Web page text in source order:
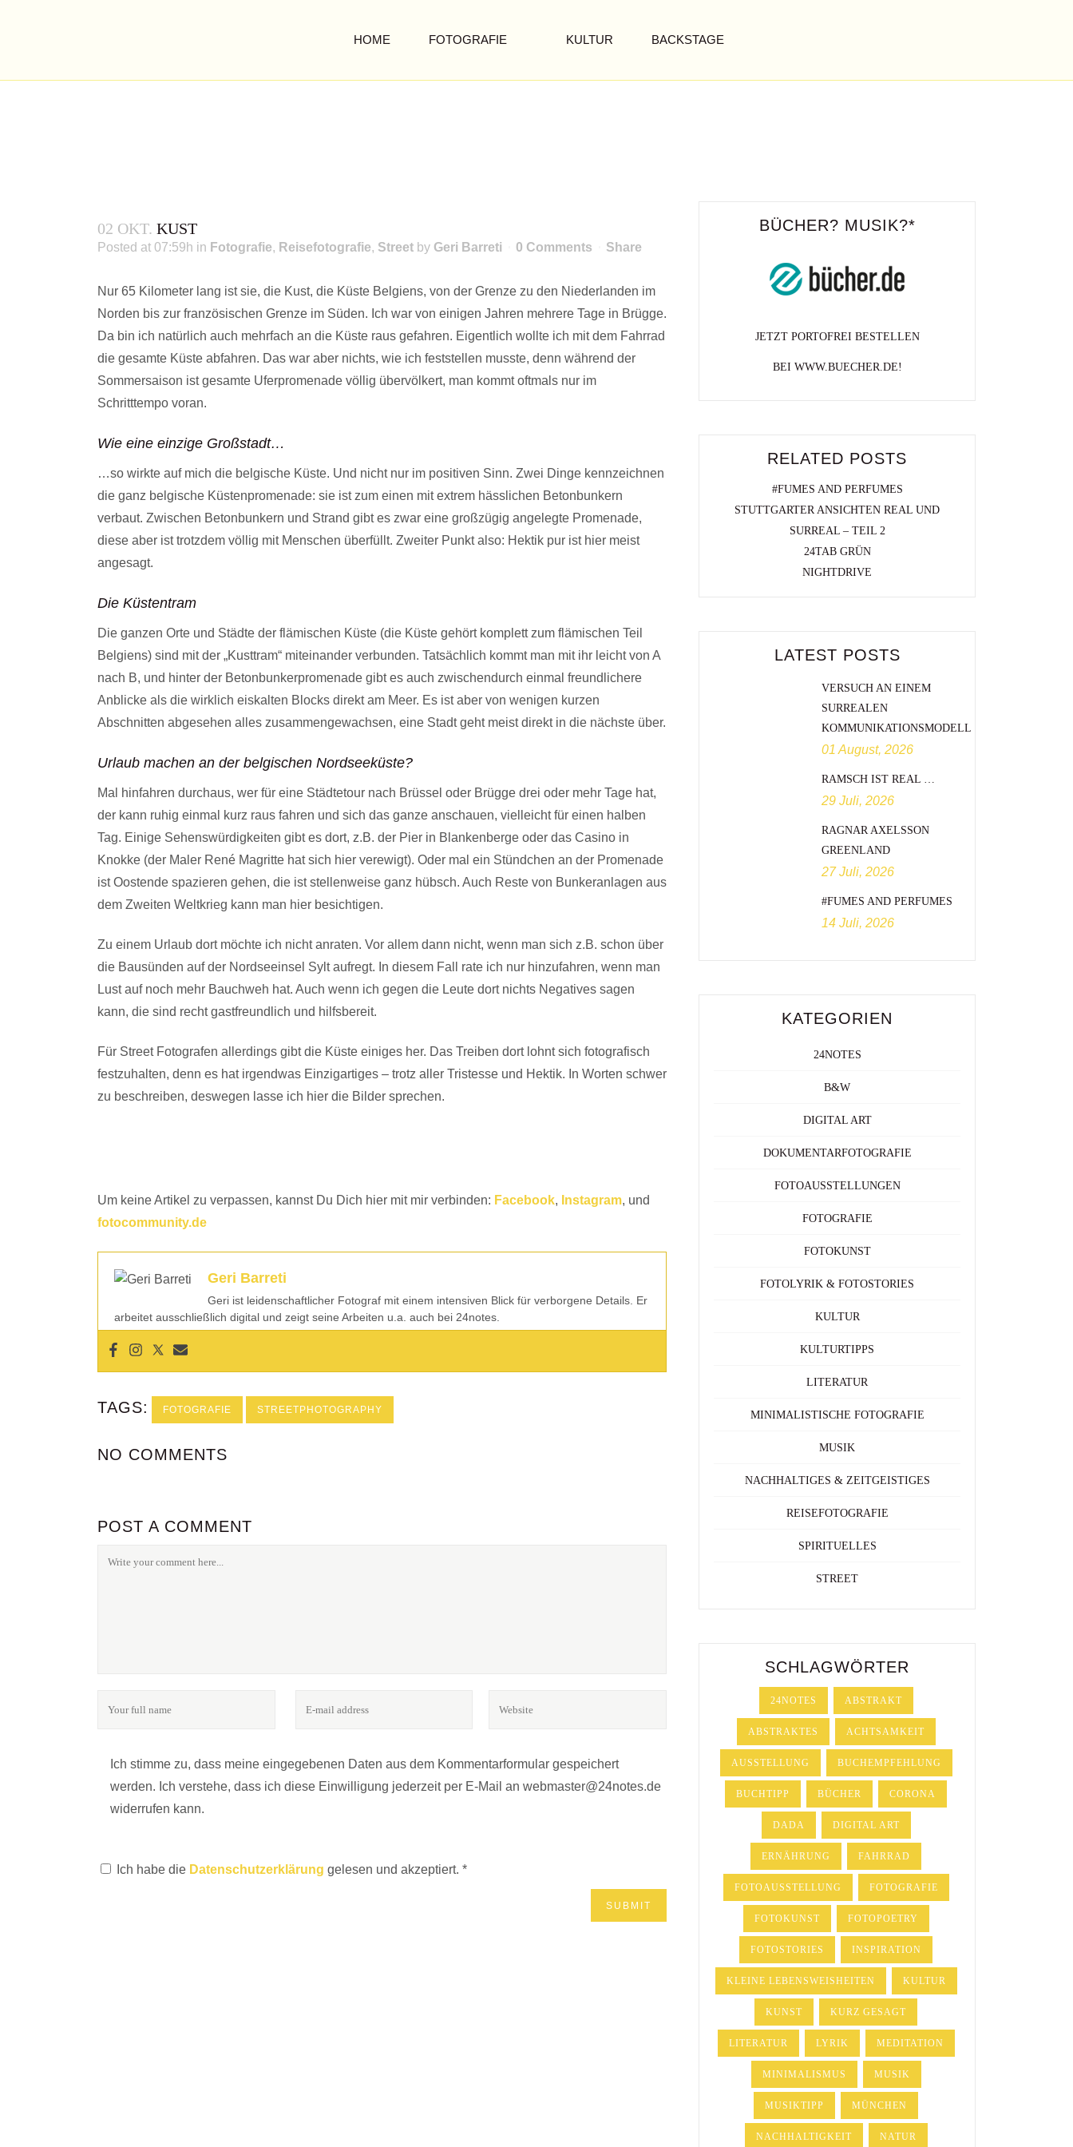
HOME FOTOGRAFIE KULTUR BACKSTAGE
02 OKT. KUST
Posted at 07:59h in Fotografie, Reisefotografie, Street by Geri Barreti 0 Comments Share
Nur 65 Kilometer lang ist sie, die Kust, die Küste Belgiens, von der Grenze zu den Niederlanden im
Norden bis zur französischen Grenze im Süden. Ich war von einigen Jahren mehrere Tage in Brügge.
Da bin ich natürlich auch mehrfach an die Küste raus gefahren. Eigentlich wollte ich mit dem Fahrrad
die gesamte Küste abfahren. Das war aber nichts, wie ich feststellen musste, denn während der
Sommersaison ist gesamte Uferpromenade völlig übervölkert, man kommt oftmals nur im
Schritttempo voran.
Wie eine einzige Großstadt…
…so wirkte auf mich die belgische Küste. Und nicht nur im positiven Sinn. Zwei Dinge kennzeichnen
die ganz belgische Küstenpromenade: sie ist zum einen mit extrem hässlichen Betonbunkern
verbaut. Zwischen Betonbunkern und Strand gibt es zwar eine großzügig angelegte Promenade,
diese aber ist trotzdem völlig mit Menschen überfüllt. Zweiter Punkt also: Hektik pur ist hier meist
angesagt.
Die Küstentram
Die ganzen Orte und Städte der flämischen Küste (die Küste gehört komplett zum flämischen Teil
Belgiens) sind mit der „Kusttram“ miteinander verbunden. Tatsächlich kommt man mit ihr leicht von A
nach B, und hinter der Betonbunkerpromenade gibt es auch zwischendurch einmal freundlichere
Anblicke als die wirklich eiskalten Blocks direkt am Meer. Es ist aber von wenigen kurzen
Abschnitten abgesehen alles zusammengewachsen, eine Stadt geht meist direkt in die nächste über.
Urlaub machen an der belgischen Nordseeküste?
Mal hinfahren durchaus, wer für eine Städtetour nach Brüssel oder Brügge drei oder mehr Tage hat,
der kann ruhig einmal kurz raus fahren und sich das ganze anschauen, vielleicht für einen halben
Tag. Einige Sehenswürdigkeiten gibt es dort, z.B. der Pier in Blankenberge oder das Casino in
Knokke (der Maler René Magritte hat sich hier verewigt). Oder mal ein Stündchen an der Promenade
ist Oostende spazieren gehen, die ist stellenweise ganz hübsch. Auch Reste von Bunkeranlagen aus
dem Zweiten Weltkrieg kann man hier besichtigen.
Zu einem Urlaub dort möchte ich nicht anraten. Vor allem dann nicht, wenn man sich z.B. schon über
die Bausünden auf der Nordseeinsel Sylt aufregt. In diesem Fall rate ich nur hinzufahren, wenn man
Lust auf noch mehr Bauchweh hat. Auch wenn ich gegen die Leute dort nichts Negatives sagen
kann, die sind recht gastfreundlich und hilfsbereit.
Für Street Fotografen allerdings gibt die Küste einiges her. Das Treiben dort lohnt sich fotografisch
festzuhalten, denn es hat irgendwas Einzigartiges – trotz aller Tristesse und Hektik. In Worten schwer
zu beschreiben, deswegen lasse ich hier die Bilder sprechen.
Um keine Artikel zu verpassen, kannst Du Dich hier mit mir verbinden: Facebook, Instagram, und
fotocommunity.de
Geri Barreti
Geri ist leidenschaftlicher Fotograf mit einem intensiven Blick für verborgene Details. Er
arbeitet ausschließlich digital und zeigt seine Arbeiten u.a. auch bei 24notes.
TAGS: FOTOGRAFIE STREETPHOTOGRAPHY
NO COMMENTS
POST A COMMENT
Ich stimme zu, dass meine eingegebenen Daten aus dem Kommentarformular gespeichert
werden. Ich verstehe, dass ich diese Einwilligung jederzeit per E-Mail an webmaster@24notes.de
widerrufen kann.
Ich habe die Datenschutzerklärung gelesen und akzeptiert. *
BÜCHER? MUSIK?*
JETZT PORTOFREI BESTELLEN
BEI WWW.BUECHER.DE!
RELATED POSTS
#FUMES AND PERFUMES
STUTTGARTER ANSICHTEN REAL UND
SURREAL – TEIL 2
24TAB GRÜN
NIGHTDRIVE
LATEST POSTS
VERSUCH AN EINEM
SURREALEN
KOMMUNIKATIONSMODELL
01 August, 2026
RAMSCH IST REAL …
29 Juli, 2026
RAGNAR AXELSSON
GREENLAND
27 Juli, 2026
#FUMES AND PERFUMES
14 Juli, 2026
KATEGORIEN
24NOTES
B&W
DIGITAL ART
DOKUMENTARFOTOGRAFIE
FOTOAUSSTELLUNGEN
FOTOGRAFIE
FOTOKUNST
FOTOLYRIK & FOTOSTORIES
KULTUR
KULTURTIPPS
LITERATUR
MINIMALISTISCHE FOTOGRAFIE
MUSIK
NACHHALTIGES & ZEITGEISTIGES
REISEFOTOGRAFIE
SPIRITUELLES
STREET
SCHLAGWÖRTER
24NOTES ABSTRAKT
ABSTRAKTES ACHTSAMKEIT
AUSSTELLUNG BUCHEMPFEHLUNG
BUCHTIPP BÜCHER CORONA
DADA DIGITAL ART
ERNÄHRUNG FAHRRAD
FOTOAUSSTELLUNG FOTOGRAFIE
FOTOKUNST FOTOPOETRY
FOTOSTORIES INSPIRATION
KLEINE LEBENSWEISHEITEN KULTUR
KUNST KURZ GESAGT
LITERATUR LYRIK MEDITATION
MINIMALISMUS MUSIK
MUSIKTIPP MÜNCHEN
NACHHALTIGKEIT NATUR